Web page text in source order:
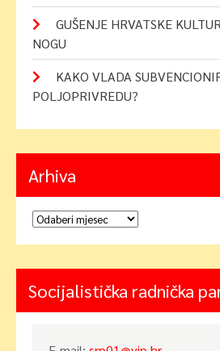
GUŠENJE HRVATSKE
NOGU
KAKO VLADA
POLJOPRIVREDU?
Arhiva
Arhiva
Socijalistička radnička